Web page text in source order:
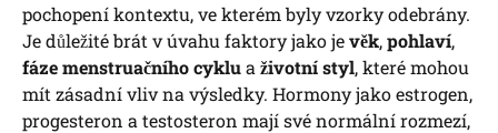
pochopení kontextu, ve kterém byly vzorky odebrány.
Je důležité brát v úvahu faktory jako jevěk,pohlaví,
fáze menstruačního cyklua životní styl, které mohou
mít zásadní vliv na výsledky. Hormony jako estrogen,
progesteron a testosteron mají své normální rozmezí,